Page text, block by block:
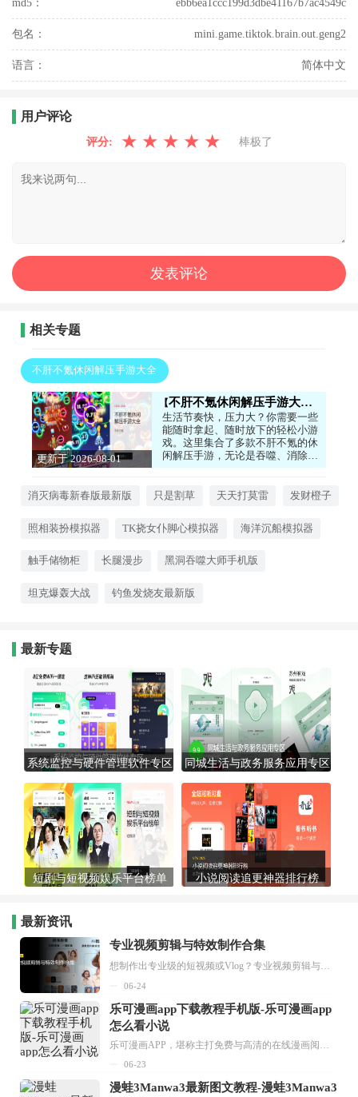
md5： ebb6ea1ccc199d3dbe41167b7ac4549c
包名： mini.game.tiktok.brain.out.geng2
语言： 简体中文
用户评论
评分: ★ ★ ★ ★ ★ 棒极了
相关专题
不肝不氪休闲解压手游大全
更新于 2026-08-01
不肝不氪休闲解压手游大全
生活节奏快，压力大？你需要一些
能随时拿起、随时放下的轻松小游
戏。这里集合了多款不肝不氪的休
闲解压手游，无论是吞噬、消除还
是模拟经营，都能让你在碎片时间
强制氪金。玩法简单有趣，画风可
消灭病毒新春版最新版 只是割草 天天打莫雷 发财橙子
照相装扮模拟器 TK挠女仆脚心模拟器 海洋沉船模拟器
触手储物柜 长腿漫步 黑洞吞噬大师手机版
坦克爆轰大战 钓鱼发烧友最新版
最新专题
系统监控与硬件管理软件专区 同城生活与政务服务应用专区
短剧与短视频娱乐平台榜单 小说阅读追更神器排行榜
最新资讯
专业视频剪辑与特效制作合集
06-24
乐可漫画app下载教程手机版-乐可漫画app
怎么看小说
乐可漫画APP，堪称主打免费与高清的在线漫画阅读神器。其官方版提供海量完整版漫画资源，无论是国内漫画，还是日漫、韩漫、台漫、美漫等国外漫画，应有尽有，随时供你阅读。只需轻点一下，便能直接进入阅读界面。不仅如此，乐可漫画最新版本更新速度极快，在这里，你总能抢先看到全网一手漫画章节内容！...
06-23
漫蛙3Manwa3最新图文教程-漫蛙3Manwa3